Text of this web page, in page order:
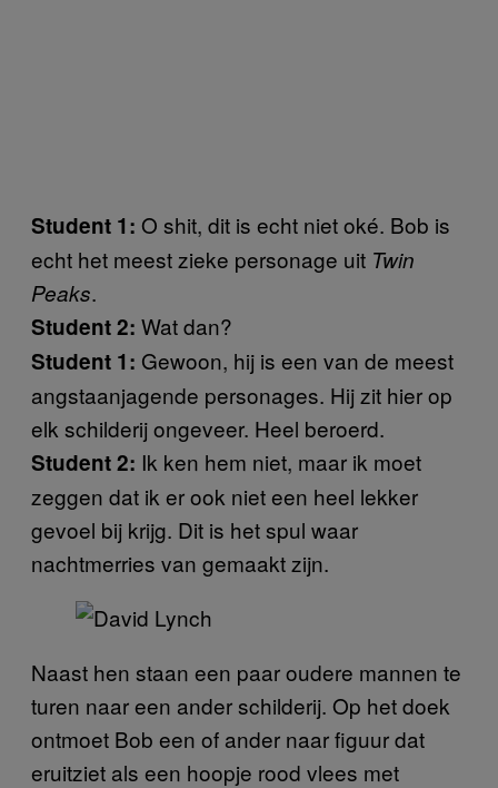
Student 1: O shit, dit is echt niet oké. Bob is
echt het meest zieke personage uit Twin
Peaks.
Student 2: Wat dan?
Student 1: Gewoon, hij is een van de meest
angstaanjagende personages. Hij zit hier op
elk schilderij ongeveer. Heel beroerd.
Student 2: Ik ken hem niet, maar ik moet
zeggen dat ik er ook niet een heel lekker
gevoel bij krijg. Dit is het spul waar
nachtmerries van gemaakt zijn.
Naast hen staan een paar oudere mannen te
turen naar een ander schilderij. Op het doek
ontmoet Bob een of ander naar figuur dat
eruitziet als een hoopje rood vlees met